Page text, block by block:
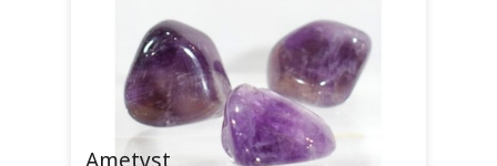
Ametyst